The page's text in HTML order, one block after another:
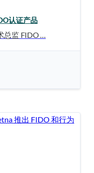
认证产品
总监 FIDO …